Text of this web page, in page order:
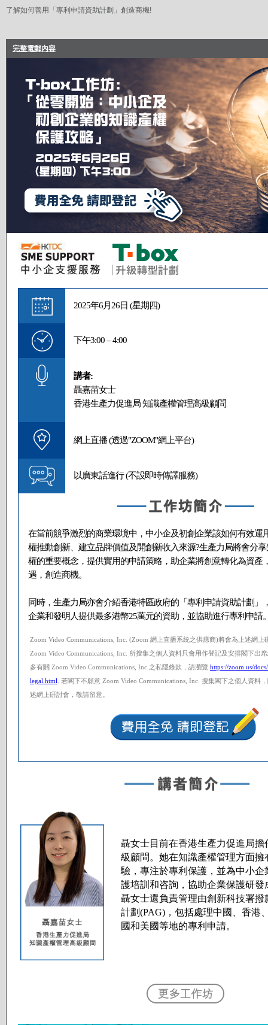
了解如何善用「專利申請資助計劃」創造商機!
完整電郵內容
2025年6月26日 (星期四)
下午3:00 – 4:00
講者:
聶嘉苗女士
香港生產力促進局 知識產權管理高級顧問
網上直播 (透過"ZOOM"網上平台)
以廣東話進行 (不設即時傳譯服務)
在當前競爭激烈的商業環境中，中小企及初創企業該如何有效運
權推動創新、建立品牌價值及開創新收入來源?生產力局將會分
權的重要概念，提供實用的申請策略，助企業將創意轉化為資產
遇，創造商機。
同時，生產力局亦會介紹香港特區政府的「專利申請資助計劃」
企業和發明人提供最多港幣25萬元的資助，並協助進行專利申請
Zoom Video Communications, Inc. (Zoom 網上直播系統之供應商)將會為上述網上
Zoom Video Communications, Inc. 所搜集之個人資料只會用作登記及安排閣下出
多有關 Zoom Video Communications, Inc.之私隱條款，請瀏覽 https://zoom.us/
legal.html . 若閣下不願意 Zoom Video Communications, Inc. 搜集閣下之個人資料
述網上硏討會，敬請留意。
聶女士目前在香港生產力促進局擔
級顧問。她在知識產權管理方面擁
驗，專注於專利保護，並為中小企
護培訓和咨詢，協助企業保護研發
聶女士還負責管理由創新科技署撥
計劃(PAG)，包括處理中國、香港
國和美國等地的專利申請。